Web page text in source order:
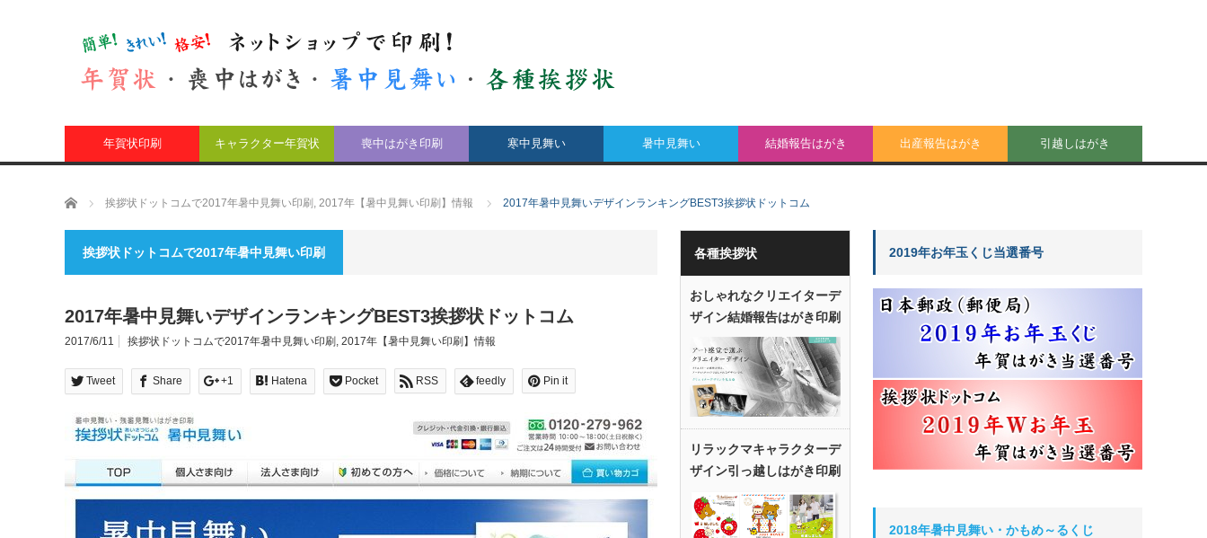
年賀状印刷 キャラクター年賀状 喪中はがき印刷 寒中見舞い 暑中見舞い 結婚報告はがき 出産報告はがき 引越しはがき
ホーム 挨拶状ドットコムで2017年暑中見舞い印刷 , 2017年【暑中見舞い印刷】情報 2017年暑中見舞いデザインランキングBEST3挨拶状ドットコム
挨拶状ドットコムで2017年暑中見舞い印刷
2017年暑中見舞いデザインランキングBEST3挨拶状ドットコム
2017/6/11 挨拶状ドットコムで2017年暑中見舞い印刷 , 2017年【暑中見舞い印刷】情報
Tweet Share +1 Hatena Pocket RSS feedly Pin it
各種挨拶状
おしゃれなクリエイターデ
ザイン結婚報告はがき印刷
リラックマキャラクターデ
ザイン引っ越しはがき印刷
2019年お年玉くじ当選番号
2018年暑中見舞い・かもめ～るくじ